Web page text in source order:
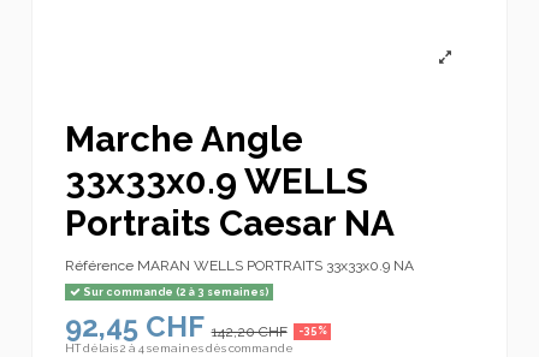
Marche Angle
33x33x0.9 WELLS
Portraits Caesar NA
Référence MARAN WELLS PORTRAITS 33x33x0.9 NA
Sur commande (2 à 3 semaines)
92,45 CHF 142,20 CHF -35%
HTdélais 2 à 4 semaines dès commande